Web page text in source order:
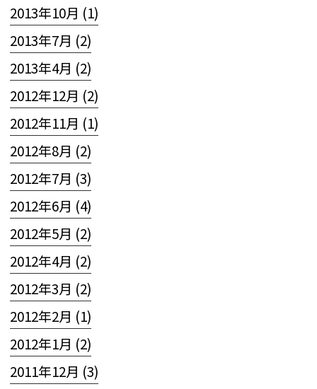
2013年10月 (1)
2013年7月 (2)
2013年4月 (2)
2012年12月 (2)
2012年11月 (1)
2012年8月 (2)
2012年7月 (3)
2012年6月 (4)
2012年5月 (2)
2012年4月 (2)
2012年3月 (2)
2012年2月 (1)
2012年1月 (2)
2011年12月 (3)